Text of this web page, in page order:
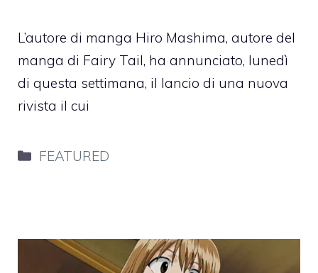
L’autore di manga Hiro Mashima, autore del
manga di Fairy Tail, ha annunciato, lunedì
di questa settimana, il lancio di una nuova
rivista il cui
Categorie
FEATURED